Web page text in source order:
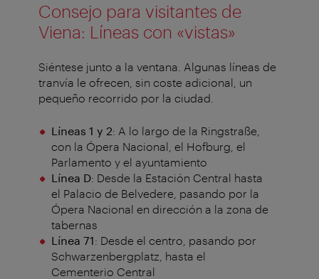
Consejo para visitantes de
Viena: Líneas con «vistas»
Siéntese junto a la ventana. Algunas líneas de
tranvía le ofrecen, sin coste adicional, un
pequeño recorrido por la ciudad.
Líneas 1 y 2: A lo largo de la Ringstraße,
con la Ópera Nacional, el Hofburg, el
Parlamento y el ayuntamiento
Línea D: Desde la Estación Central hasta
el Palacio de Belvedere, pasando por la
Ópera Nacional en dirección a la zona de
tabernas
Línea 71: Desde el centro, pasando por
Schwarzenbergplatz, hasta el
Cementerio Central